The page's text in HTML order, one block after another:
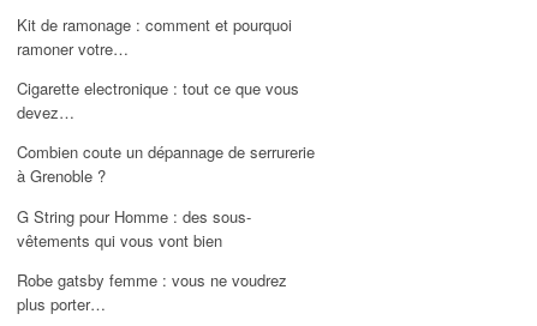
Kit de ramonage : comment et pourquoi
ramoner votre…
Cigarette electronique : tout ce que vous
devez…
Combien coute un dépannage de serrurerie
à Grenoble ?
G String pour Homme : des sous-
vêtements qui vous vont bien
Robe gatsby femme : vous ne voudrez
plus porter…